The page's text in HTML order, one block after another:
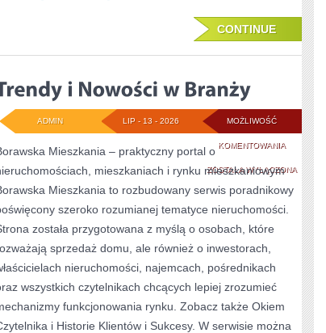
CONTINUE
MOŻLIWOŚĆ
KOMENTOWANIATRENDY
I
NOWOŚCI
BRANŻY
ZOSTAŁA WYŁĄCZONA
LIP - 13 - 2026
ADMIN
Mieszkania – praktyczny portal o
mieszkaniach i rynku mieszkaniowym
Mieszkania to rozbudowany serwis poradnikowy
szeroko rozumianej tematyce nieruchomości.
została przygotowana z myślą o osobach, które
sprzedaż domu, ale również o inwestorach,
nieruchomości, najemcach, pośrednikach
wszystkich czytelnikach chcących lepiej zrozumieć
funkcjonowania rynku. Zobacz także Okiem
i Historie Klientów i Sukcesy. W serwisie można